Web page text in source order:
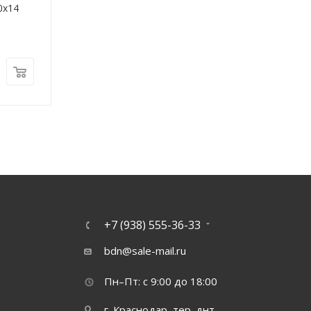
+7 (938) 555-36-33
bdn@sale-mail.ru
Пн–Пт: с 9:00 до 18:00